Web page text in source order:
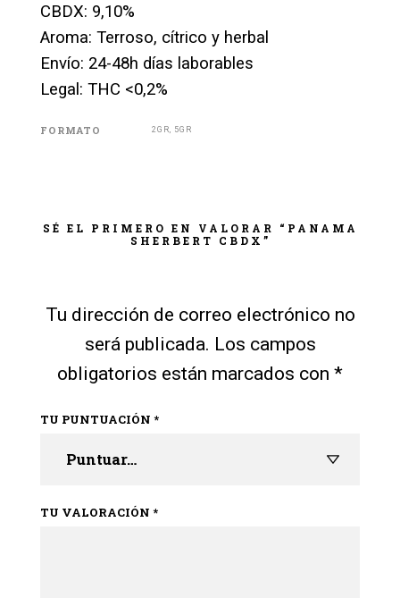
CBDX: 9,10%
Aroma: Terroso, cítrico y herbal
Envío: 24-48h días laborables
Legal: THC <0,2%
FORMATO 2GR, 5GR
SÉ EL PRIMERO EN VALORAR “PANAMA
SHERBERT CBDX”
Tu dirección de correo electrónico no
será publicada. Los campos
obligatorios están marcados con *
TU PUNTUACIÓN *
TU VALORACIÓN *